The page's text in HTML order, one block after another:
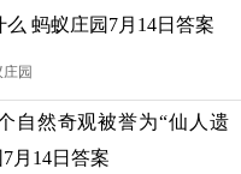
么 蚂蚁庄园7月14日答案
园
自然奇观被誉为“仙人遗
月14日答案